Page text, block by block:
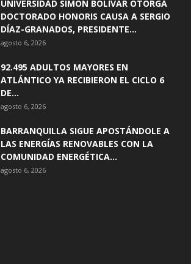
UNIVERSIDAD SIMÓN BOLÍVAR OTORGA
DOCTORADO HONORIS CAUSA A SERGIO
DÍAZ-GRANADOS, PRESIDENTE...
agosto 6, 2026
92.495 ADULTOS MAYORES EN
ATLÁNTICO YA RECIBIERON EL CICLO 6
DE...
agosto 6, 2026
BARRANQUILLA SIGUE APOSTÁNDOLE A
LAS ENERGÍAS RENOVABLES CON LA
COMUNIDAD ENERGÉTICA...
agosto 6, 2026